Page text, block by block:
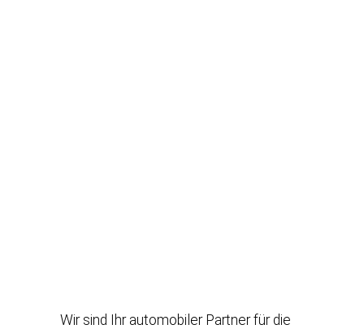
Wir sind Ihr automobiler Partner für die